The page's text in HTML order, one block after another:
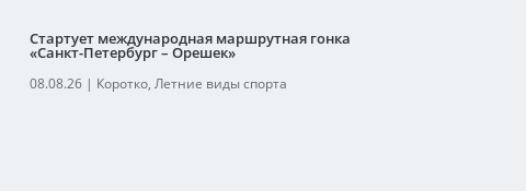
Стартует международная маршрутная гонка
«Санкт-Петербург – Орешек»
08.08.26| Коротко, Летние виды спорта